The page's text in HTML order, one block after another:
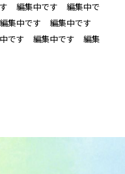
編集中です 編集中で
集中です 編集中です
です 編集中です 編集